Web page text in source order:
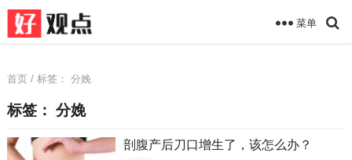
菜单
首页/ 标签： 分娩
标签： 分娩
剖腹产后刀口增生了，该怎么办？